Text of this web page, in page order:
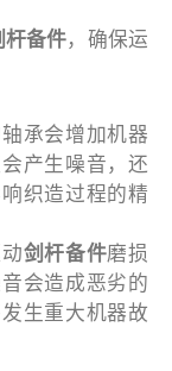
杆备件，确保运
承会增加机器
产生噪音，还
织造过程的精
剑杆备件磨损
会造成恶劣的
生重大机器故